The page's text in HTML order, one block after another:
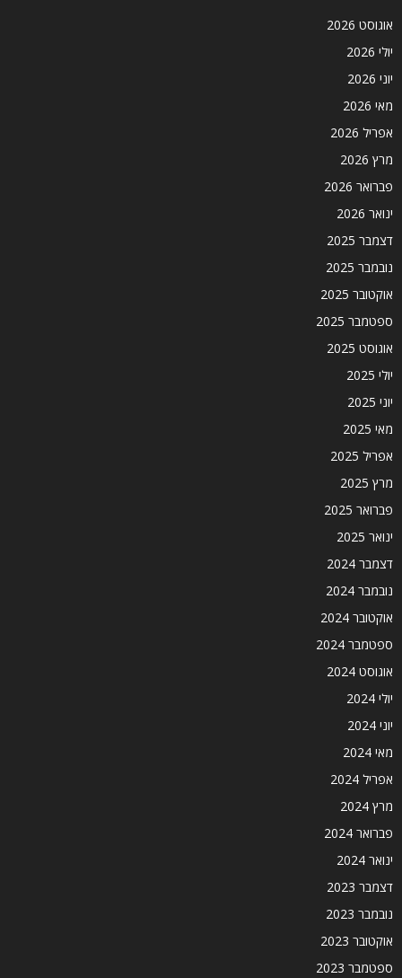
אוגוסט 2026
יולי 2026
יוני 2026
מאי 2026
אפריל 2026
מרץ 2026
פברואר 2026
ינואר 2026
דצמבר 2025
נובמבר 2025
אוקטובר 2025
ספטמבר 2025
אוגוסט 2025
יולי 2025
יוני 2025
מאי 2025
אפריל 2025
מרץ 2025
פברואר 2025
ינואר 2025
דצמבר 2024
נובמבר 2024
אוקטובר 2024
ספטמבר 2024
אוגוסט 2024
יולי 2024
יוני 2024
מאי 2024
אפריל 2024
מרץ 2024
פברואר 2024
ינואר 2024
דצמבר 2023
נובמבר 2023
אוקטובר 2023
ספטמבר 2023